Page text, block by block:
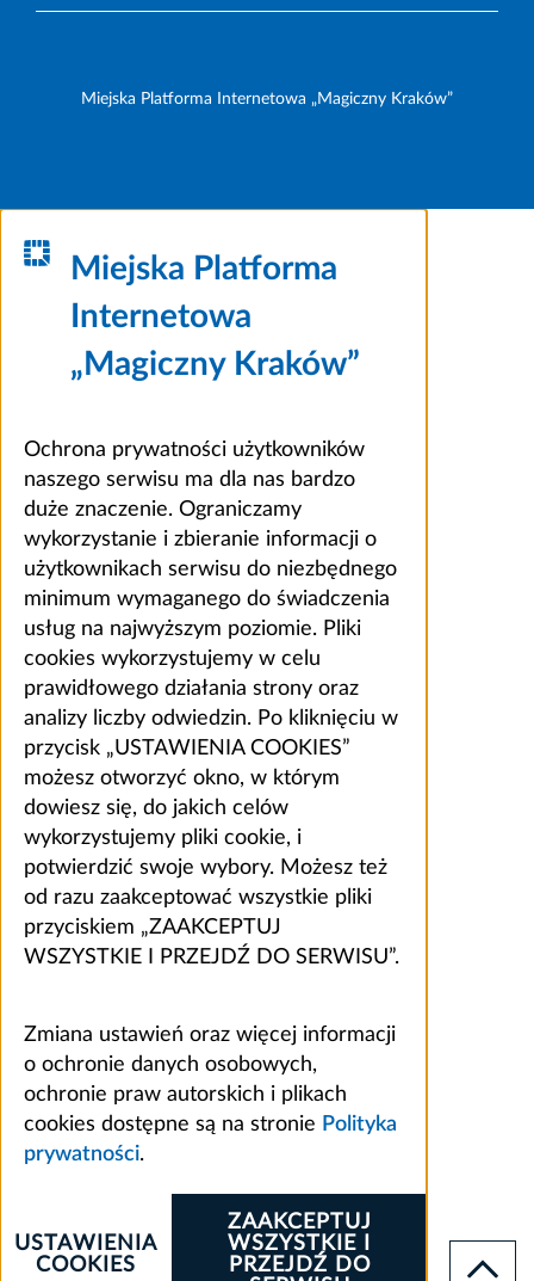
Miejska Platforma Internetowa „Magiczny Kraków”
Miejska Platforma
Internetowa
„Magiczny Kraków”
Ochrona prywatności użytkowników
naszego serwisu ma dla nas bardzo
duże znaczenie. Ograniczamy
wykorzystanie i zbieranie informacji o
użytkownikach serwisu do niezbędnego
minimum wymaganego do świadczenia
usług na najwyższym poziomie. Pliki
cookies wykorzystujemy w celu
prawidłowego działania strony oraz
analizy liczby odwiedzin. Po kliknięciu w
przycisk „USTAWIENIA COOKIES”
możesz otworzyć okno, w którym
dowiesz się, do jakich celów
wykorzystujemy pliki cookie, i
potwierdzić swoje wybory. Możesz też
od razu zaakceptować wszystkie pliki
przyciskiem „ZAAKCEPTUJ
WSZYSTKIE I PRZEJDŹ DO SERWISU”.
Zmiana ustawień oraz więcej informacji
o ochronie danych osobowych,
ochronie praw autorskich i plikach
cookies dostępne są na stronie Polityka
prywatności.
ZAAKCEPTUJ
WSZYSTKIE I
PRZEJDŹ DO
USTAWIENIA
COOKIES